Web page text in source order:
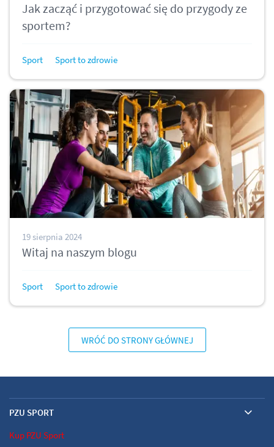
Jak zacząć i przygotować się do przygody ze
sportem?
Sport Sport to zdrowie
19 sierpnia 2024
Witaj na naszym blogu
Sport Sport to zdrowie
WRÓĆ DO STRONY GŁÓWNEJ
PZU SPORT
Kup PZU Sport